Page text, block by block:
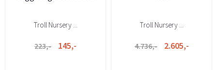
Troll Nursery ...
223,- 145,-
Troll Nursery ...
4.736,- 2.605,-